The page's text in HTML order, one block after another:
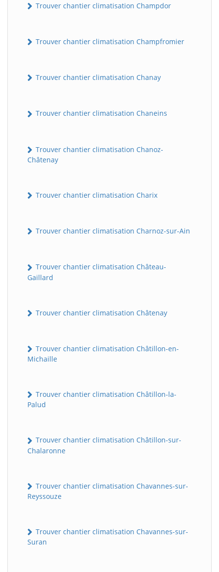
Trouver chantier climatisation Champdor
Trouver chantier climatisation Champfromier
Trouver chantier climatisation Chanay
Trouver chantier climatisation Chaneins
Trouver chantier climatisation Chanoz-
Châtenay
Trouver chantier climatisation Charix
Trouver chantier climatisation Charnoz-sur-Ain
Trouver chantier climatisation Château-
Gaillard
Trouver chantier climatisation Châtenay
Trouver chantier climatisation Châtillon-en-
Michaille
Trouver chantier climatisation Châtillon-la-
Palud
Trouver chantier climatisation Châtillon-sur-
Chalaronne
Trouver chantier climatisation Chavannes-sur-
Reyssouze
Trouver chantier climatisation Chavannes-sur-
Suran